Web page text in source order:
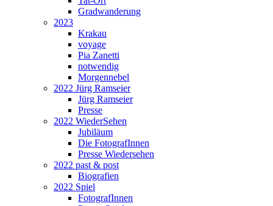
Gradwanderung
2023
Krakau
voyage
Pia Zanetti
notwendig
Morgennebel
2022 Jürg Ramseier
Jürg Ramseier
Presse
2022 WiederSehen
Jubiläum
Die FotografInnen
Presse Wiedersehen
2022 past & post
Biografien
2022 Spiel
FotografInnen